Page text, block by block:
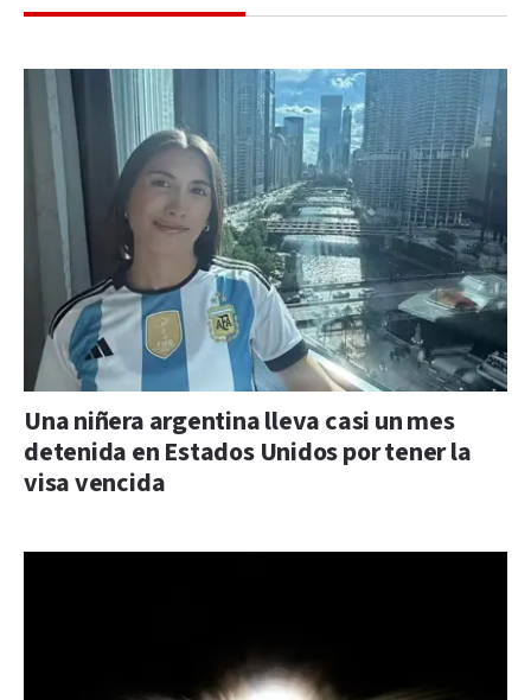
Una niñera argentina lleva casi un mes
detenida en Estados Unidos por tener la
visa vencida